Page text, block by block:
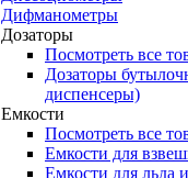
Дифманометры
Дозаторы
Посмотреть все
Дозаторы
диспенсеры)
Емкости
Посмотреть все
Емкости для
Емкости для льда